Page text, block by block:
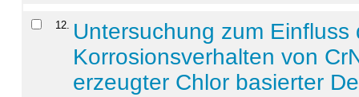
12
Untersuchung zum
Korrosionsverhalten von
erzeugter Chlor basierter